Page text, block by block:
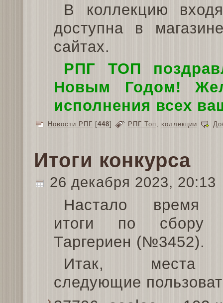
В коллекцию
доступна в
сайтах.
РПГ ТОП
Новым Годом!
исполнения всех
Новости РПГ [448] РПГ Топ коллекции
Итоги конкурса
26 декабря 2023, 20:13
Настало время
итоги по сбору
Таргериен (№3452).
Итак, места
следующие